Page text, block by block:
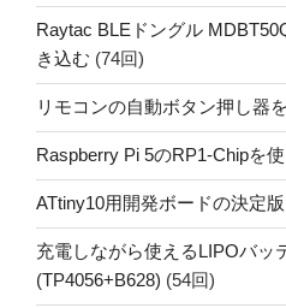
Raytac BLEドングル
き込む (74回)
リモコンの自動ボタン押し器
Raspberry Pi 5のRP1-Chipを
ATtiny10用開発ボードの決定版
充電しながら使えるLIPOバッ
(TP4056+B628) (54回)